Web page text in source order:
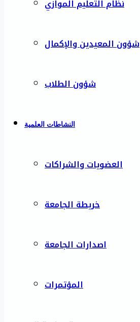
نظام التعليم الموازي
شؤون المعيدين والإكمال
شؤون الطلاب
النشاطات العلمية
العضويات والشراكات
خريطة الجامعة
اصدارات الجامعة
المؤتمرات